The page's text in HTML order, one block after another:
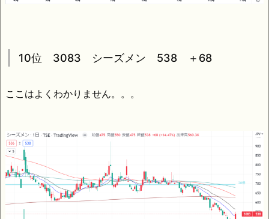
10位 3083 シーズメン 538 ＋68
ここはよくわかりません。。。